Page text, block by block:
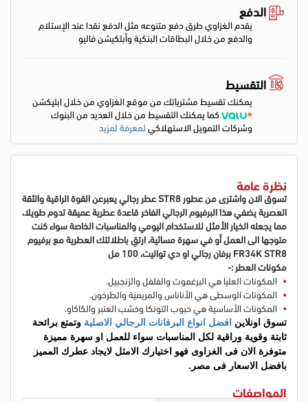
الدفع
يقدم الغزاوي طرق دفع متنوعه مثل الدفع نقدا عند الإستلام
والدفع من خلال البطاقات البنكية وأبلكيشن فاليو
التقسيط
يمكنك تقسيط مشترياتك من موقع الغزاوي من خلال ابليكشن
كما يمكنك التقسيط من خلال العديد من البنوك
وشركات التمويل الاستهلاكيلمعرفة لمزيد
نظرة عامة
تسوق الان واشترى من عطور STR8 عطر رجالي يعبرعن القوة الراقية والثقة
العصرية يضفي هذا البرفيوم الرجالي الفاخر قاعدة عطرية عميقة تدوم طويلا،
مما يجعله الخيار الأمثل للاستخدام اليومي والمناسبات الخاصة سواء كنت
متوجها الى العمل أو في سهرة مسائية، ارتقِ باطلالتك العطرية مع برفيوم
FR34K STR8 برفان رجالي او دي تواليت، 100 مل
مكونات العطر :-
المكونات العليا هي البرغموت والفلفل والزنجبيل.
المكونات الوسطى هي الأناناس والمريمية والطرخون.
المكونات الأساسية هي حبوب التونكا وخشب العنبر والكاكاو.
تسوق اونلاين افضل انواع البرفانات الرجالي الاصلية
بافضل الاسعار فى مصر.
المواصفات